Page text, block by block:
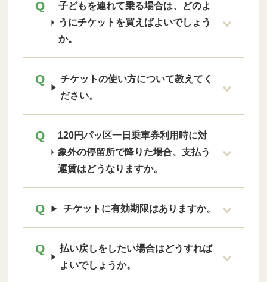
子どもを連れて乗る場合は、どのよ
うにチケットを買えばよいでしょう
か。
チケットの使い方について教えてく
ださい。
120円パッ区一日乗車券利用時に対
象外の停留所で降りた場合、支払う
運賃はどうなりますか。
チケットに有効期限はありますか。
払い戻しをしたい場合はどうすれば
よいでしょうか。